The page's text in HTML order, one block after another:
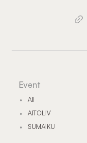
Event
All
AITOLIV
SUMAIKU